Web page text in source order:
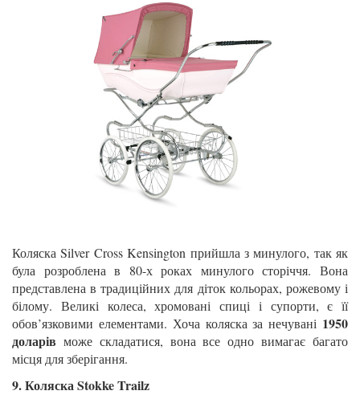
Коляска Silver Cross Kensington прийшла з минулого, так як
була розроблена в 80-х роках минулого сторіччя. Вона
представлена ​​в традиційних для діток кольорах, рожевому і
білому. Великі колеса, хромовані спиці і супорти, є її
обов’язковими елементами. Хоча коляска за нечувані 1950
доларів може складатися, вона все одно вимагає багато
місця для зберігання.
9. Коляска Stokke Trailz